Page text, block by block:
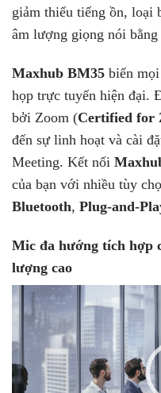
giảm thiểu tiếng ồn, loại
âm lượng giọng nói
Maxhub BM35 biến
họp trực tuyến hiện đại.
bởi Zoom (Certified for
đến sự linh hoạt và cài
Meeting. Kết nối
của bạn với nhiều tùy
Bluetooth, Plug-and-
Mic đa hướng tích hợp
lượng cao
Trình
chơi
Video